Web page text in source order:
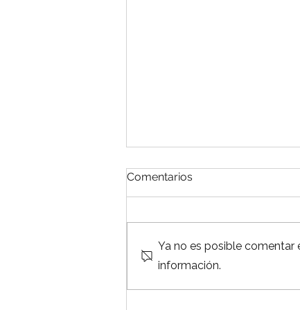
Comentarios
Ya no es posible comentar
información.